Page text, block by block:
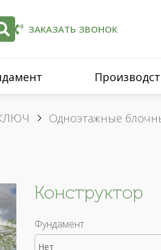
ЗАКАЗАТЬ ЗВОНОК
Одноэтажные
Конструктор
Фундамент
Нет